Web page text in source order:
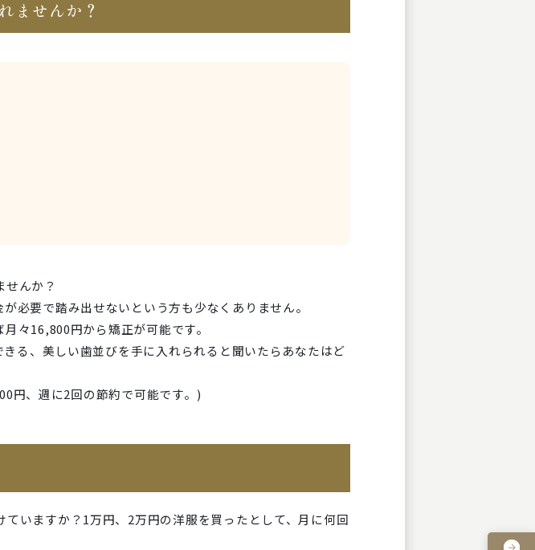
ませんか？
んか？
必要で踏み出せないという方も少なくありません。
々16,800円から矯正が可能です。
る、美しい歯並びを手に入れられると聞いたらあなたはど
円、週に2回の節約で可能です。)
いますか？1万円、2万円の洋服を買ったとして、月に何回